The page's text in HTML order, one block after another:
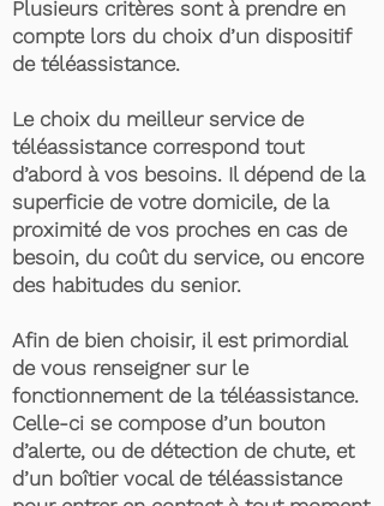
Plusieurs critères sont à prendre en
compte lors du choix d’un dispositif
de téléassistance.
Le choix du meilleur service de
téléassistance correspond tout
d’abord à vos besoins. Il dépend de la
superficie de votre domicile, de la
proximité de vos proches en cas de
besoin, du coût du service, ou encore
des habitudes du senior.
Afin de bien choisir, il est primordial
de vous renseigner sur le
fonctionnement de la téléassistance.
Celle-ci se compose d’un bouton
d’alerte, ou de détection de chute, et
d’un boîtier vocal de téléassistance